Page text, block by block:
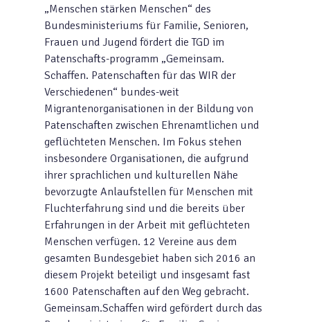
„Menschen stärken Menschen“ des
Bundesministeriums für Familie, Senioren,
Frauen und Jugend fördert die TGD im
Patenschafts-programm „Gemeinsam.
Schaffen. Patenschaften für das WIR der
Verschiedenen“ bundes-weit
Migrantenorganisationen in der Bildung von
Patenschaften zwischen Ehrenamtlichen und
geflüchteten Menschen. Im Fokus stehen
insbesondere Organisationen, die aufgrund
ihrer sprachlichen und kulturellen Nähe
bevorzugte Anlaufstellen für Menschen mit
Fluchterfahrung sind und die bereits über
Erfahrungen in der Arbeit mit geflüchteten
Menschen verfügen. 12 Vereine aus dem
gesamten Bundesgebiet haben sich 2016 an
diesem Projekt beteiligt und insgesamt fast
1600 Patenschaften auf den Weg gebracht.
Gemeinsam.Schaffen wird gefördert durch das